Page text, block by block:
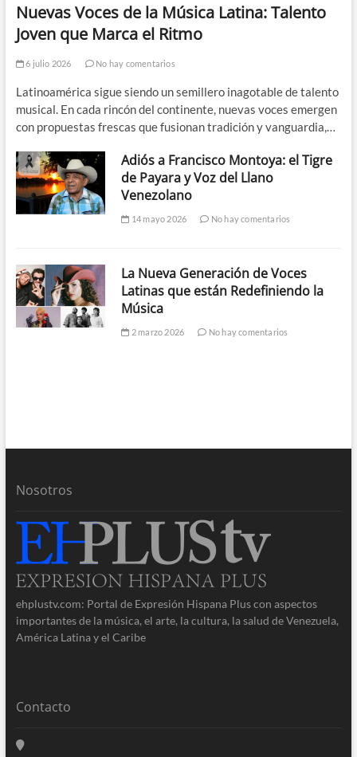
Nuevas Voces de la Música Latina: Talento
Joven que Marca el Ritmo
6 julio 2026 No hay comentarios
Latinoamérica sigue siendo un semillero inagotable de talento
musical. En cada rincón del continente, nuevas voces emergen
con propuestas frescas que fusionan tradición y vanguardia,…
Adiós a Francisco Montoya: el Tigre
de Payara y Voz del Llano
Venezolano
14 mayo 2026 No hay comentarios
La Nueva Generación de Voces
Latinas que están Redefiniendo la
Música
2 marzo 2026 No hay comentarios
Nosotros
ehplustv.com: Portal de Expresión Hispana Plus con aspectos
importantes de la música, el arte, la cultura, la salud de Venezuela,
América Latina y el Caribe
Contacto